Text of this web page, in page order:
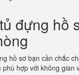
đựng hồ
hồ sơ bạn cần chắc
hợp với không gian